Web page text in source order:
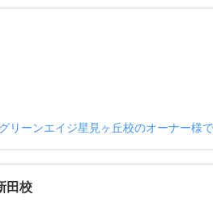
グリーンエイジ星見ヶ丘校のオーナー様
田校